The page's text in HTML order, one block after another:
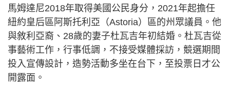
馬姆達尼2018年取得美國公民身分，2021年起擔任
紐約皇后區阿斯托利亞（Astoria）區的州眾議員。他
與敘利亞裔、28歲的妻子杜瓦吉年初結婚。杜瓦吉從
事藝術工作，行事低調，不接受媒體採訪，競選期間
投入宣傳設計，造勢活動多坐在台下，至投票日才公
開露面。